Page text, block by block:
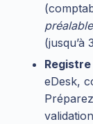
préalable
(jusqu’à
eDesk,